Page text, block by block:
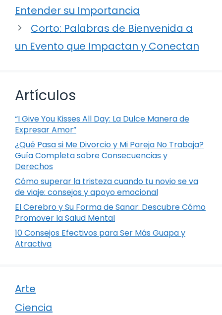
Entender su Importancia
Corto: Palabras de Bienvenida a
un Evento que Impactan y Conectan
Artículos
“I Give You Kisses All Day: La Dulce Manera de
Expresar Amor”
¿Qué Pasa si Me Divorcio y Mi Pareja No Trabaja?
Guía Completa sobre Consecuencias y
Derechos
Cómo superar la tristeza cuando tu novio se va
de viaje: consejos y apoyo emocional
El Cerebro y Su Forma de Sanar: Descubre Cómo
Promover la Salud Mental
10 Consejos Efectivos para Ser Más Guapa y
Atractiva
Arte
Ciencia